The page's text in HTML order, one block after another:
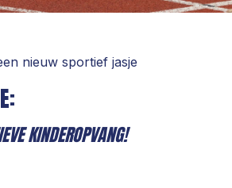
nieuw sportief jasje
KINDEROPVANG!